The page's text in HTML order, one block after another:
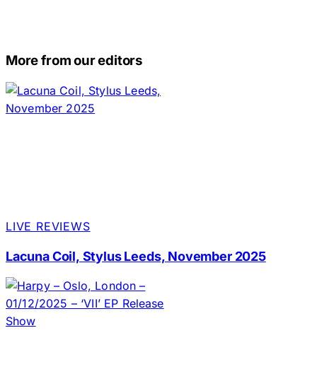
More from our editors
LIVE REVIEWS
Lacuna Coil, Stylus Leeds, November 2025